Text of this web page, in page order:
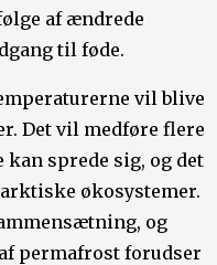
af ændrede
til føde.
vil blive
Det vil medføre flere
sprede sig, og det
økosystemer.
og
permafrost forudser